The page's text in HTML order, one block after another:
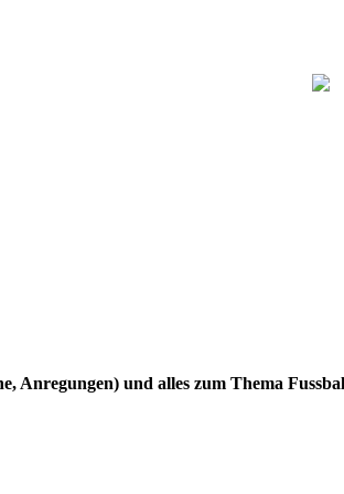
Anregungen) und alles zum Thema